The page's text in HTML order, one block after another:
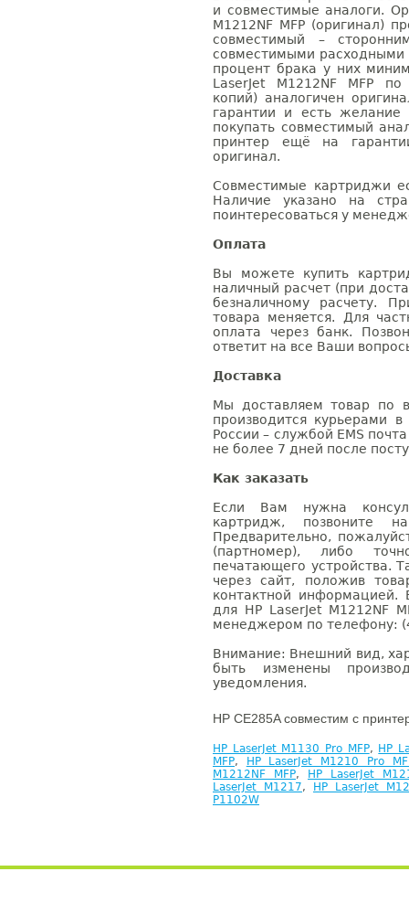
и совместимые аналоги.
M1212NF MFP (оригинал)
совместимый –
совместимыми расходными
процент брака у них
LaserJet M1212NF MFP
копий) аналогичен
гарантии и есть
покупать совместимый
принтер ещё на
оригинал.
Совместимые картриджи
Наличие указано на
поинтересоваться у
Оплата
Вы можете купить
наличный расчет (при
безналичному расчету.
товара меняется. Для
оплата через банк.
ответит на все Ваши
Доставка
Мы доставляем товар по
производится курьерами
России – службой EMS
не более 7 дней после
Как заказать
Если Вам нужна
картридж, позвоните
Предварительно,
(партномер), либо
печатающего устройства.
через сайт, положив
контактной информацией.
для HP LaserJet M1212NF
менеджером по телефону:
Внимание: Внешний вид,
быть изменены
уведомления.
HP CE285A совместим с
HP LaserJet M1130 Pro MFP, HP
MFP,
HP LaserJet M1210 Pro
M1212NF MFP,
HP LaserJet
LaserJet M1217,
HP LaserJet
P1102W